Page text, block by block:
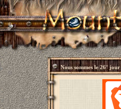
Nous sommes le26° jour